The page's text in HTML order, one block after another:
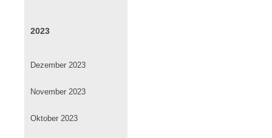
2023
Dezember 2023
November 2023
Oktober 2023